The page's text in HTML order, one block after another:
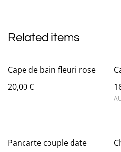
Related items
Cape de bain fleuri rose
20,00 €
Pancarte couple date